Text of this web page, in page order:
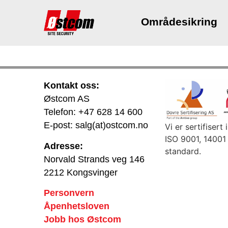
Områdesikring
Kontakt oss:
Østcom AS
Telefon: +47 628 14 600
E-post: salg(at)ostcom.no
Adresse:
Norvald Strands veg 146
2212 Kongsvinger
Personvern
Åpenhetsloven
Jobb hos Østcom
Vi er sertifisert
ISO 9001,
standard.